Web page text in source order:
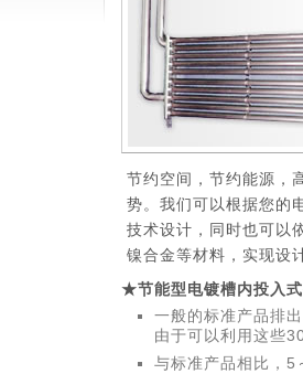
节约空间，节约能源，
势。我们可以根据您的
技术设计，同时也可以
镍合金等材料，实现设
★节能型电镀槽内投入
一般的标准产品排
由于可以利用这些
与标准产品相比，5